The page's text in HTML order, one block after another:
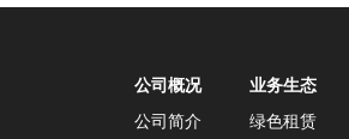
公司概况
公司简介
业务生态
绿色租赁